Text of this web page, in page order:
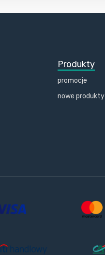
Produkty
promocje
nowe produkty